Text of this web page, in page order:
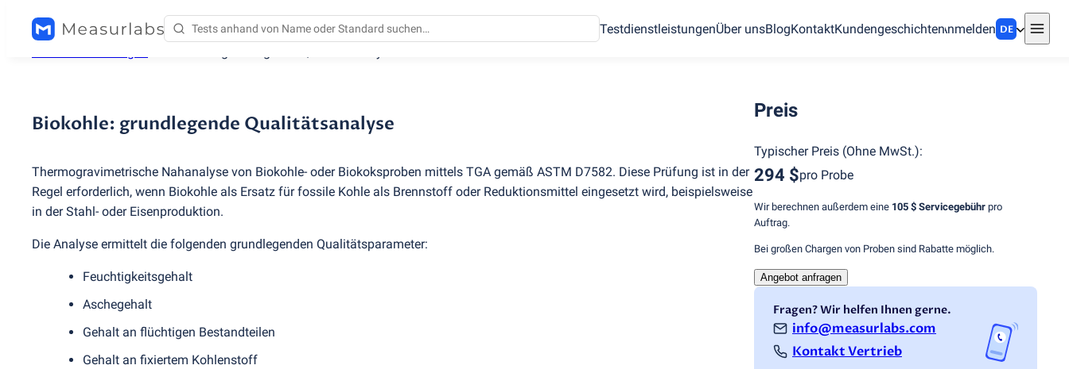
TestdienstleistungenÜber unsBlogKontaktKundengeschichtenAnmelden DE
Biokohle: grundlegende Qualitätsanalyse
Thermogravimetrische Nahanalyse von Biokohle- oder Biokoksproben mittels TGA gemäß ASTM D7582. Diese Prüfung ist in der
Regel erforderlich, wenn Biokohle als Ersatz für fossile Kohle als Brennstoff oder Reduktionsmittel eingesetzt wird, beispielsweise
in der Stahl- oder Eisenproduktion.
Die Analyse ermittelt die folgenden grundlegenden Qualitätsparameter:
Feuchtigkeitsgehalt
Aschegehalt
Gehalt an flüchtigen Bestandteilen
Gehalt an fixiertem Kohlenstoff
Preis
Typischer Preis (Ohne MwSt.):
294 $pro Probe
Wir berechnen außerdem eine 105 $ Servicegebühr pro
Auftrag.
Bei großen Chargen von Proben sind Rabatte möglich.
Angebot anfragen
Fragen? Wir helfen Ihnen gerne.
info@measurlabs.com
Kontakt Vertrieb